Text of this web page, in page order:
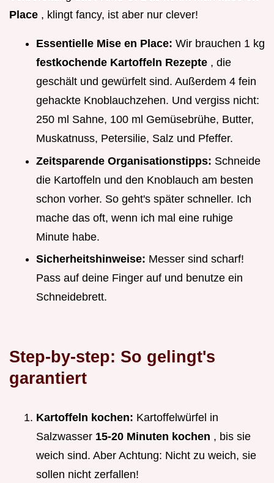
Place , klingt fancy, ist aber nur clever!
Essentielle Mise en Place: Wir brauchen 1 kg
festkochende Kartoffeln Rezepte , die
geschält und gewürfelt sind. Außerdem 4 fein
gehackte Knoblauchzehen. Und vergiss nicht:
250 ml Sahne, 100 ml Gemüsebrühe, Butter,
Muskatnuss, Petersilie, Salz und Pfeffer.
Zeitsparende Organisationstipps: Schneide
die Kartoffeln und den Knoblauch am besten
schon vorher. So geht's später schneller. Ich
mache das oft, wenn ich mal eine ruhige
Minute habe.
Sicherheitshinweise: Messer sind scharf!
Pass auf deine Finger auf und benutze ein
Schneidebrett.
Step-by-step: So gelingt's
garantiert
Kartoffeln kochen: Kartoffelwürfel in
Salzwasser 15-20 Minuten kochen , bis sie
weich sind. Aber Achtung: Nicht zu weich, sie
sollen nicht zerfallen!